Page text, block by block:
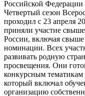
Российской
Четвертый сезон
проходил с 23 апреля
приняли участие
России, включая
номинации. Всех
развивать родную
просвещения. Они
конкурсным
который включал
организацию